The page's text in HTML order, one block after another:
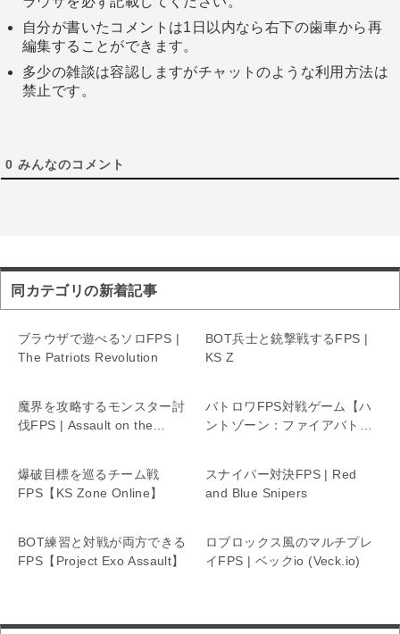
自分が書いたコメントは1日以内なら右下の歯車から再
編集することができます。
多少の雑談は容認しますがチャットのような利用方法は
禁止です。
0 みんなのコメント
同カテゴリの新着記事
ブラウザで遊べるソロFPS |
The Patriots Revolution
BOT兵士と銃撃戦するFPS |
KS Z
魔界を攻略するモンスター討
伐FPS | Assault on the
バトロワFPS対戦ゲーム【ハ
ントゾーン：ファイアバトル
爆破目標を巡るチーム戦
FPS【KS Zone Online】
スナイパー対決FPS | Red
and Blue Snipers
BOT練習と対戦が両方できる
FPS【Project Exo Assault】
ロブロックス風のマルチプレ
イFPS | ベックio (Veck.io)